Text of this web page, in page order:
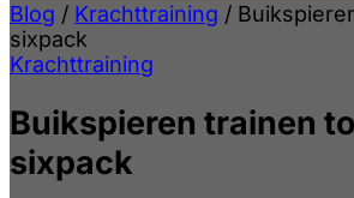
Blog / Krachttraining /
sixpack
Krachttraining
Buikspieren trainen
sixpack